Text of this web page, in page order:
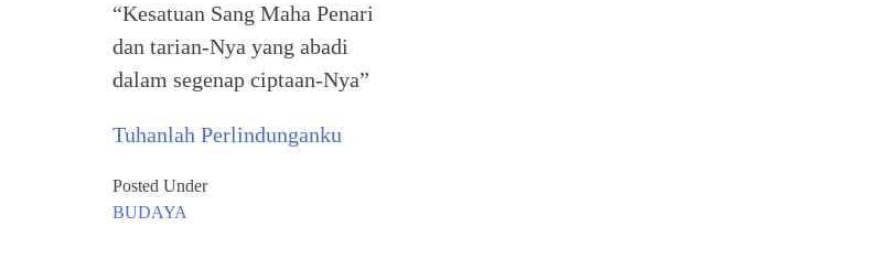
“Kesatuan Sang Maha Penari
dan tarian-Nya yang abadi
dalam segenap ciptaan-Nya”
Tuhanlah Perlindunganku
Posted Under
BUDAYA